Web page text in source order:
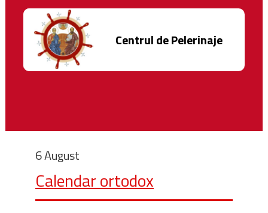
Centrul de Pelerinaje
6 August
Calendar ortodox